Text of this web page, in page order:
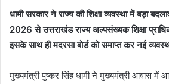
धामी सरकार ने राज्य की शिक्षा व्यवस्था में बड़ा
2026 से उत्तराखंड राज्य अल्पसंख्यक शिक्षा
इसके साथ ही मदरसा बोर्ड को समाप्त कर नई
मुख्यमंत्री पुष्कर सिंह धामी ने मुख्यमंत्री आवास में